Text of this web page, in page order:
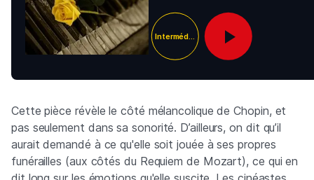
Intermédiaire
Cette pièce révèle le côté mélancolique de Chopin, et
pas seulement dans sa sonorité. D’ailleurs, on dit qu’il
aurait demandé à ce qu'elle soit jouée à ses propres
funérailles (aux côtés du Requiem de Mozart), ce qui en